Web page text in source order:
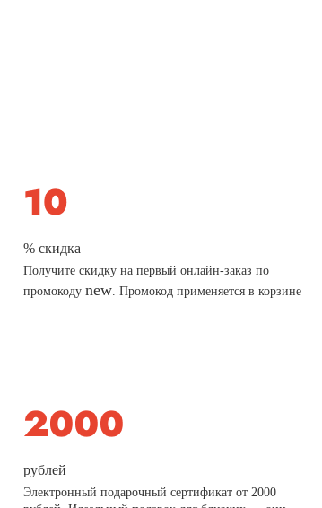
% скидка
Получите скидку на первый онлайн-заказ по
промокодуnew . Промокод применяется в корзине
рублей
Электронный подарочный сертификат от 2000